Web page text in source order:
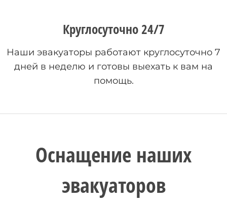
Круглосуточно 24/7
Наши эвакуаторы работают круглосуточно 7
дней в неделю и готовы выехать к вам на
помощь.
Оснащение наших
эвакуаторов